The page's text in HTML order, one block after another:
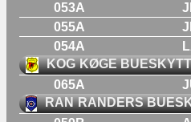
053A
055A
054A
KOG KØGE
065A
RAN RANDERS